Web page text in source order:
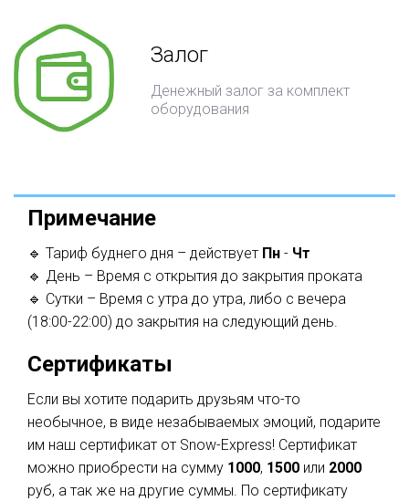
Залог
Денежный залог за комплект
оборудования
Примечание
🔹 Тариф буднего дня – действует Пн - Чт
🔹 День – Время с открытия до закрытия проката
🔹 Сутки – Время с утра до утра, либо с вечера
(18:00-22:00) до закрытия на следующий день.
Сертификаты
Если вы хотите подарить друзьям что-то
необычное, в виде незабываемых эмоций, подарите
им наш сертификат от Snow-Express! Сертификат
можно приобрести на сумму 1000, 1500 или 2000
руб, а так же на другие суммы. По сертификату